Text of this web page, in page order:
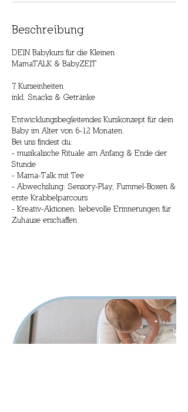
Beschreibung
DEIN Babykurs für die Kleinen
MamaTALK & BabyZEIT
7 Kurseinheiten
inkl. Snacks & Getränke
Entwicklungsbegleitendes Kurskonzept für dein
Baby im Alter von 6-12 Monaten.
Bei uns findest du:
- musikalische Rituale am Anfang & Ende der
Stunde
- Mama-Talk mit Tee
- Abwechslung: Sensory-Play, Fummel-Boxen &
erste Krabbelparcours
- Kreativ-Aktionen: liebevolle Erinnerungen für
Zuhause erschaffen